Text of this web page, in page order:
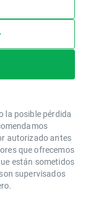
la posible pérdida
autorizado antes
que ofrecemos
están sometidos
supervisados